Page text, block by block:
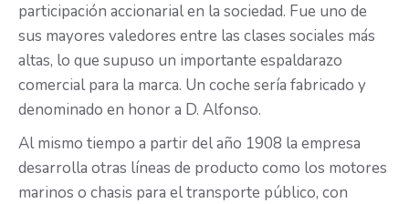
participación accionarial en la sociedad. Fue uno de
sus mayores valedores entre las clases sociales más
altas, lo que supuso un importante espaldarazo
comercial para la marca. Un coche sería fabricado y
denominado en honor a D. Alfonso.
Al mismo tiempo a partir del año 1908 la empresa
desarrolla otras líneas de producto como los motores
marinos o chasis para el transporte público, con